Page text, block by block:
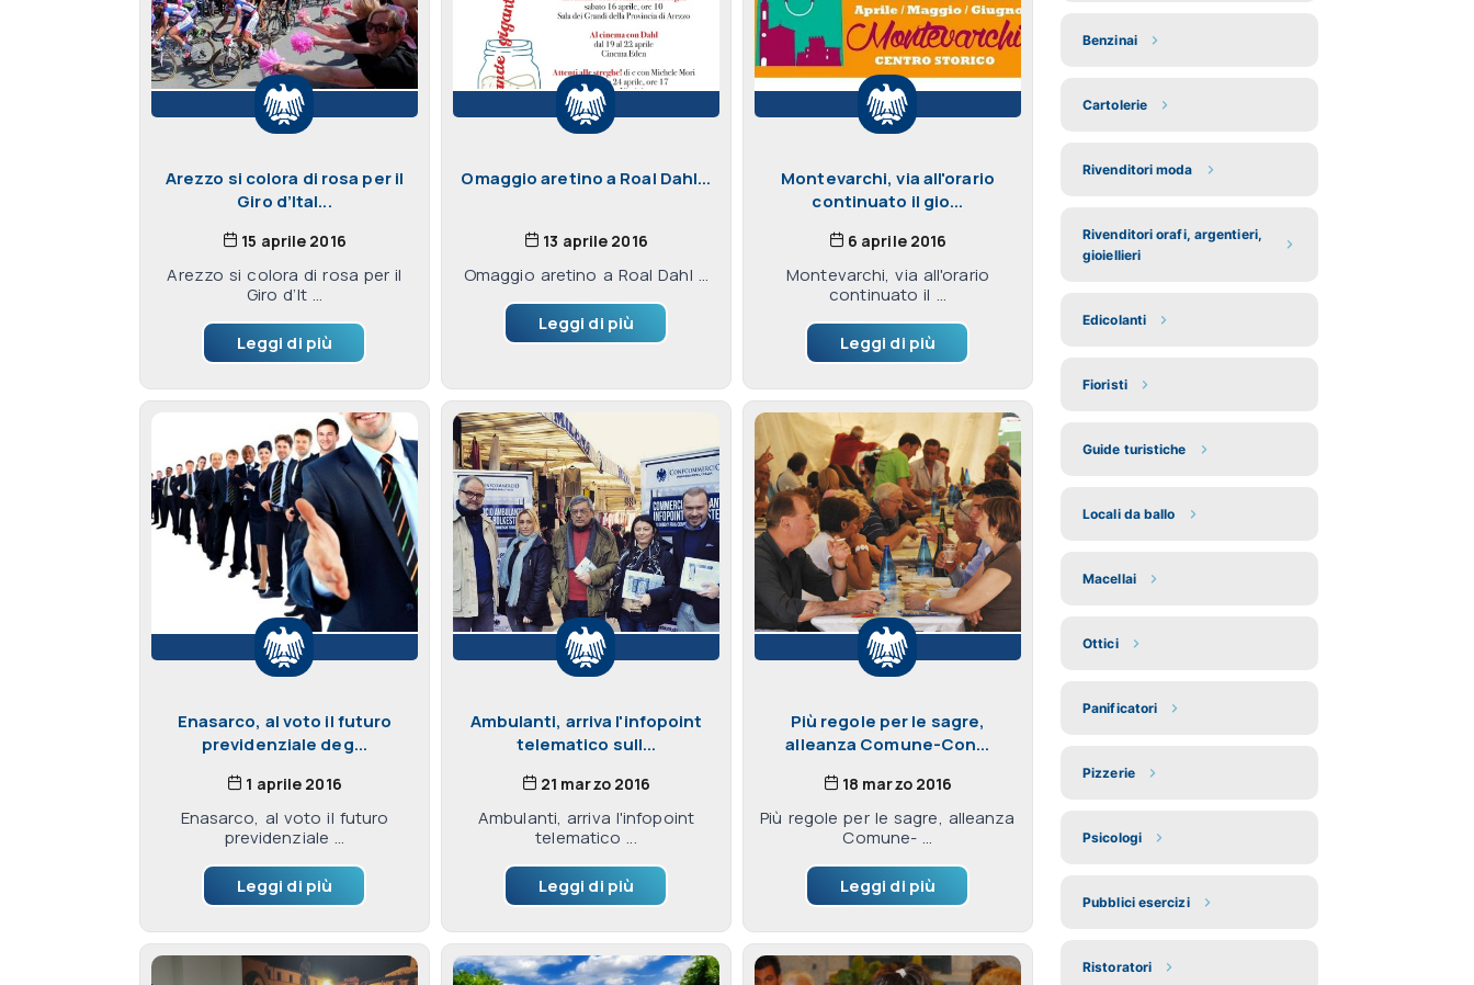
Arezzo si colora di rosa per il
Giro d’Ital...
15 aprile 2016
Arezzo si colora di rosa per il
Giro d’It ...
Leggi di più
Omaggio aretino a Roal Dahl...
13 aprile 2016
Omaggio aretino a Roal Dahl ...
Leggi di più
Montevarchi, via all'orario
continuato il gio...
6 aprile 2016
Montevarchi, via all'orario
continuato il ...
Leggi di più
Enasarco, al voto il futuro
previdenziale deg...
1 aprile 2016
Enasarco, al voto il futuro
previdenziale ...
Leggi di più
Ambulanti, arriva l'infopoint
telematico sull...
21 marzo 2016
Ambulanti, arriva l'infopoint
telematico ...
Leggi di più
Più regole per le sagre,
alleanza Comune-Con...
18 marzo 2016
Più regole per le sagre, alleanza
Comune- ...
Leggi di più
Benzinai
Cartolerie
Rivenditori moda
Rivenditori orafi, argentieri,
gioiellieri
Edicolanti
Fioristi
Guide turistiche
Locali da ballo
Macellai
Ottici
Panificatori
Pizzerie
Psicologi
Pubblici esercizi
Ristoratori